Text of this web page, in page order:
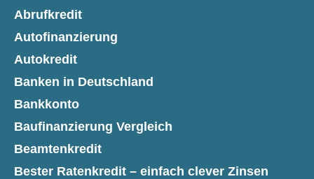
Abrufkredit
Autofinanzierung
Autokredit
Banken in Deutschland
Bankkonto
Baufinanzierung Vergleich
Beamtenkredit
Bester Ratenkredit – einfach clever Zinsen